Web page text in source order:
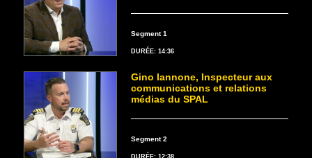
Segment 1
DURÉE: 14:36
Gino Iannone, Inspecteur aux
communications et relations
médias du SPAL
Segment 2